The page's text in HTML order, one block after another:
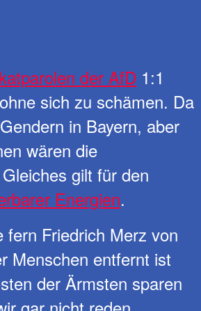
der AfD 1:1
sich zu schämen. Da
in Bayern, aber
wären die
gilt für den
Energien.
fern Friedrich Merz von
Menschen entfernt ist
der Ärmsten sparen